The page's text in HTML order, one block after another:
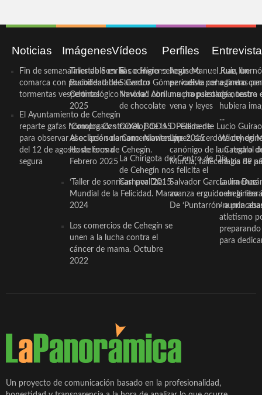
Noticias
Fin de semana inestable en la
comarca con posibilidad de
tormentas vespertinas
El Ayuntamiento de Cehegín
reparte gafas homologadas
para observar el eclipse solar
del 12 de agosto de forma
segura
Imágenes
Taller de Sonrisas e Higiene
Bucodental de ‘Centro
Odontológico Innova’. Abril
2025
‘Compra Contrarreloj’ de la
Asociación de Comerciantes y
Hosteleros de Cehegín.
Febrero 2025
‘Taller de sonrisas’ por Día
Mundial de la Felicidad. Marzo
2024
Los comercios de Cehegín se
unen a la lucha contra el
cáncer de mama. Octubre
2022
Vídeos
El cocinero ceheginero
Salvador Gómez vuelve por
Navidad con una propuesta
de chocolate
COOL BODAS. Pedida de
mano. Noviembre 2015
La Chirigota del Centro de Día
de Cehegín nos felicita el
Carnaval 2015
Perfiles
Jesús Manuel Ruiz, un
periodista ceheginero con
mucha psicología, teatro
vena y leyes
D. Clemente Lucio Guirao
López, sacerdote
canónigo de la Catedral
Murcia, fallece a los 89
Salvador García Jiménez
avanza erguido en la
De ‘Puntarrón’ a
Juan
a tantas
de nuestra
hubiera
...
Wichy de
un regalo
magia de
Laura
ceheginera
«nunca
atletismo
para
Un proyecto de comunicación basado en la profesionalidad,